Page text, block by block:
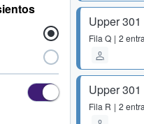
Upper 301
Fila Q 2
Upper 301
Fila R 2